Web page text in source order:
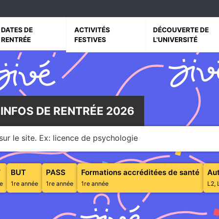
DATES DE
RENTRÉE
ACTIVITÉS
FESTIVES
DÉCOUVERTE DE
L'UNIVERSITÉ
DE RENTRÉE 2026
le site. Ex: licence de psychologie
Diplôme d'Études Universitaires Scientifiques et Techniques
BUTBachelor Universitaire de Technologie
1re année
PASSParcours d'Accès Spécifique Santé
1re année
Formations accréditées de santé
1re année L2,